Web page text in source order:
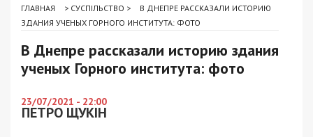
ГЛАВНАЯ > СУСПІЛЬСТВО >
В ДНЕПРЕ РАССКАЗАЛИ ИСТОРИЮ
ЗДАНИЯ УЧЕНЫХ ГОРНОГО ИНСТИТУТА: ФОТО
В Днепре рассказали историю здания
ученых Горного института: фото
23/07/2021 - 22:00
ПЕТРО ЩУКІН